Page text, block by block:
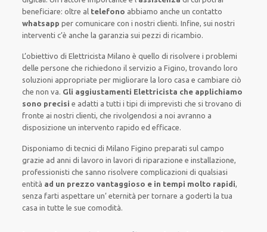
beneficiare: oltre al telefono abbiamo anche uncontatto
whatsappper comunicare con i nostri clienti.Infine, sui nostri
interventi c’è anche lagaranzia sui pezzi di ricambio.
L’obiettivo di Elettricista Milano è quello di risolvere i problemi
delle persone cherichiedono il servizio a Figino, trovando loro
soluzioni appropriate per migliorare la loro casa e cambiare ciò
che non va. Gli aggiustamenti Elettricista che applichiamo
sono precisi e adatti a tutti i tipi di imprevisti che si trovano di
fronte ai nostri clienti, che rivolgendosi a noi avranno a
disposizione un interventorapido ed efficace.
Disponiamo ditecnici di Milano Figino preparati sul campo
grazie ad anni di lavoroin lavori di riparazione e installazione,
professionistiche sanno risolvere complicazioni di qualsiasi
entità ad un prezzo vantaggioso e in tempi molto rapidi,
senza farti aspettare un’ eternità per tornare a goderti la tua
casa in tutte le sue comodità.